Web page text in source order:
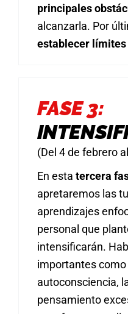
principales
alcanzarla. Por
establecer
FASE 3:
(Del 4 de febrero
En esta tercera
apretaremos las
aprendizajes
personal que
intensificarán.
importantes
autoconsciencia,
pensamiento